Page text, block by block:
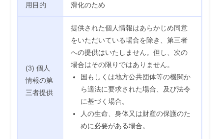
用目的
滑化のため
(3) 個人
情報の第
三者提供
提供された個人情報はあらかじめ同意
をいただいている場合を除き、第三者
への提供はいたしません。但し、次の
場合はその限りではありません。
国もしくは地方公共団体等の機関か
ら適法に要求された場合、及び法令
に基づく場合。
人の生命、身体又は財産の保護のた
めに必要がある場合。